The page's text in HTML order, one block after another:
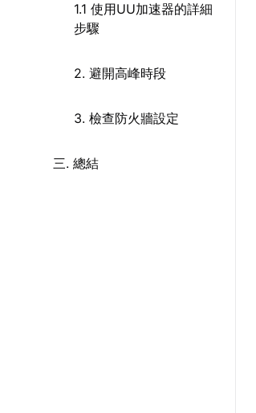
1.1 使用UU加速器的詳細
步驟
2. 避開高峰時段
3. 檢查防火牆設定
三. 總結